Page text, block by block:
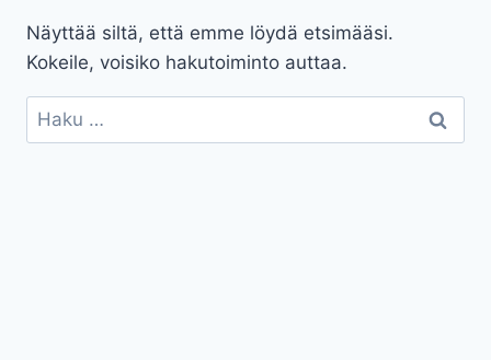
Näyttää siltä, että emme löydä etsimääsi.
Kokeile, voisiko hakutoiminto auttaa.
Haku: